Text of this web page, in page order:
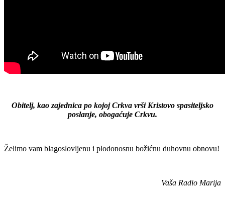
Obitelj, kao zajednica po kojoj Crkva vrši Kristovo spasiteljsko
poslanje, obogaćuje Crkvu.
Želimo vam blagoslovljenu i plodonosnu božićnu duhovnu obnovu!
Vaša Radio Marija